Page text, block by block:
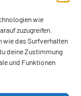
wie
zuzugreifen.
wie das Surfverhalten
deine Zustimmung
und Funktionen